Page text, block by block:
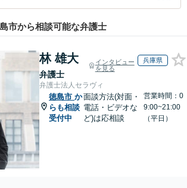
市から相談可能な弁護士
林 雄大
弁護士
インタビュー
を見る
兵庫県
弁護士法人セラヴィ
徳島市 か
らも相談
受付中
面談方法(対面・
電話・ビデオな
ど)は応相談
営業時間：0
9:00~21:00
（平日）